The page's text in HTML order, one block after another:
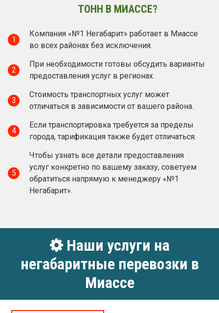
ТОНН В МИАССЕ?
1
Компания «№1 Негабарит» работает в Миассе
во всех районах без исключения.
2
При необходимости готовы обсудить варианты
предоставления услуг в регионах.
3
Стоимость транспортных услуг может
отличаться в зависимости от вашего района.
4
Если транспортировка требуется за пределы
города, тарификация также будет отличаться.
5
Чтобы узнать все детали предоставления
услуг конкретно по вашему заказу, советуем
обратиться напрямую к менеджеру «№1
Негабарит».
Наши услуги на
негабаритные перевозки в
Миассе